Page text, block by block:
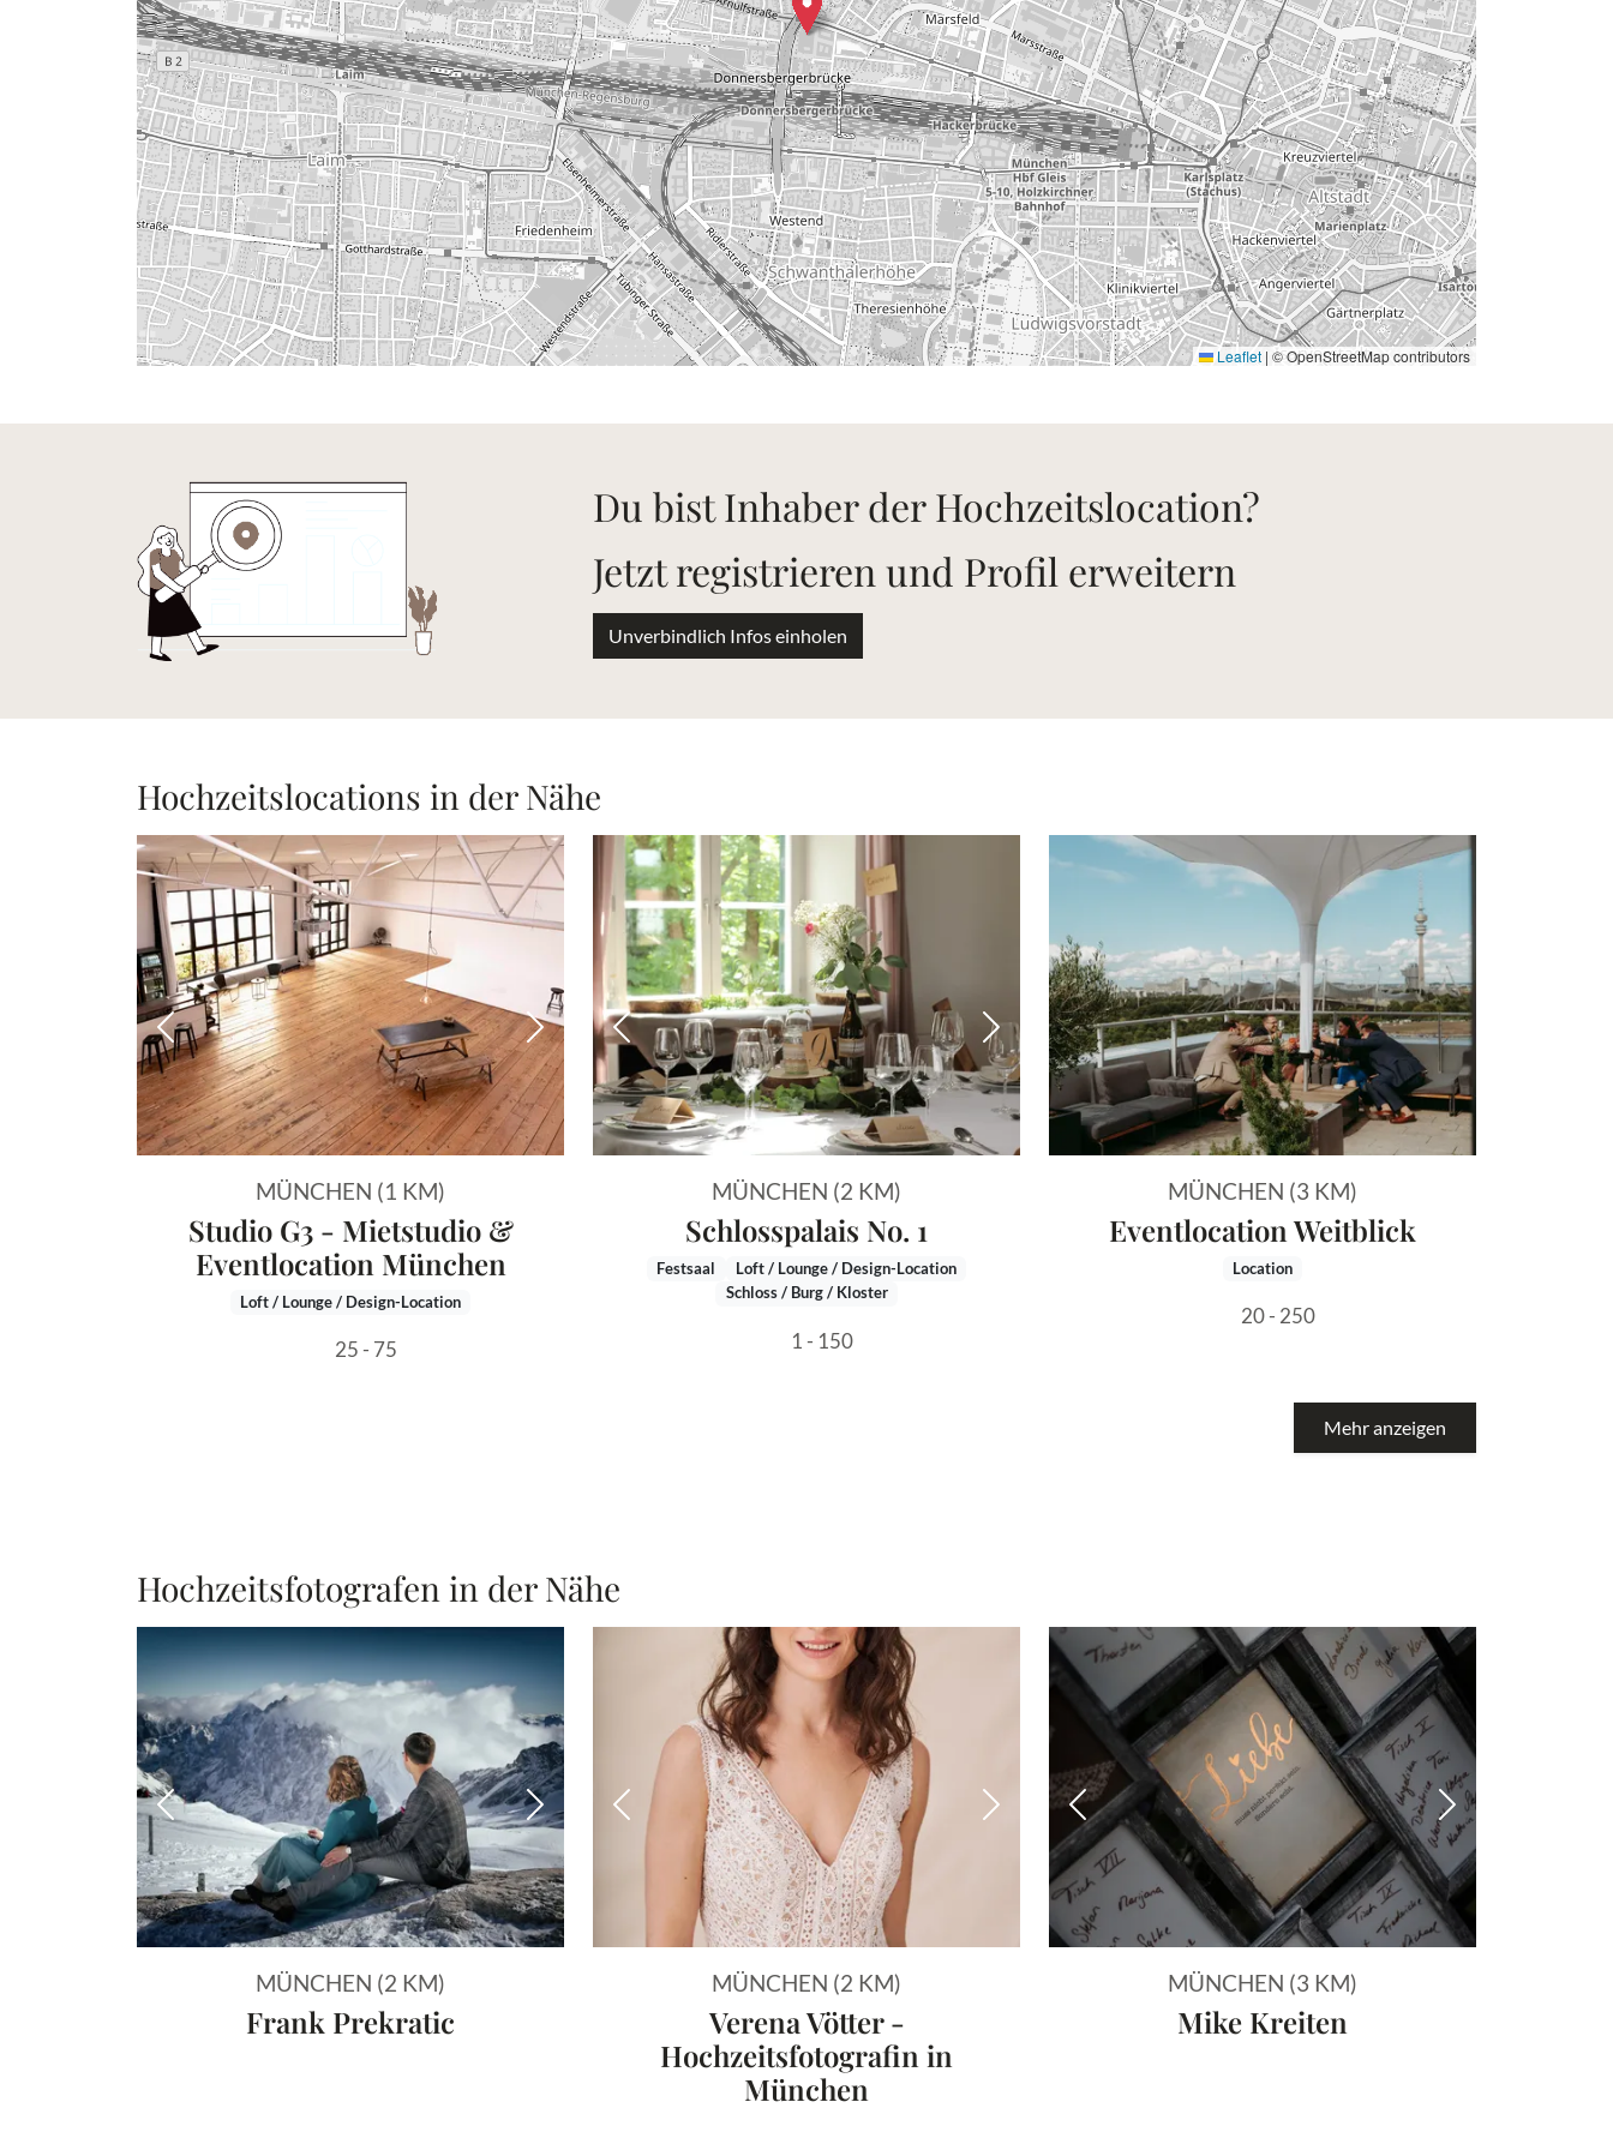
Leaflet | © OpenStreetMap contributors
Du bist Inhaber der Hochzeitslocation?
Jetzt registrieren und Profil erweitern
Unverbindlich Infos einholen
Hochzeitslocations in der Nähe
Vorheriges Bild Nächstes Bild
MÜNCHEN (1 KM)
Studio G3 - Mietstudio &
Eventlocation München
Loft / Lounge / Design-Location
25 - 75
Vorheriges Bild Nächstes Bild
MÜNCHEN (2 KM)
Schlosspalais No. 1
Festsaal
Loft / Lounge / Design-Location
Schloss / Burg / Kloster
1 - 150
MÜNCHEN (3 KM)
Eventlocation Weitblick
Location
20 - 250
Mehr anzeigen
Hochzeitsfotografen in der Nähe
Vorheriges Bild Nächstes Bild
MÜNCHEN (2 KM)
Frank Prekratic
Vorheriges Bild Nächstes Bild
MÜNCHEN (2 KM)
Verena Vötter -
Hochzeitsfotografin in
München
Vorheriges Bild Nächstes Bild
MÜNCHEN (3 KM)
Mike Kreiten